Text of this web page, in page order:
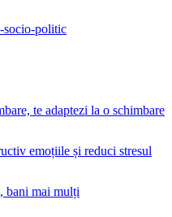
socio-politic
te adaptezi la o schimbare
emoțiile și reduci stresul
bani mai mulți